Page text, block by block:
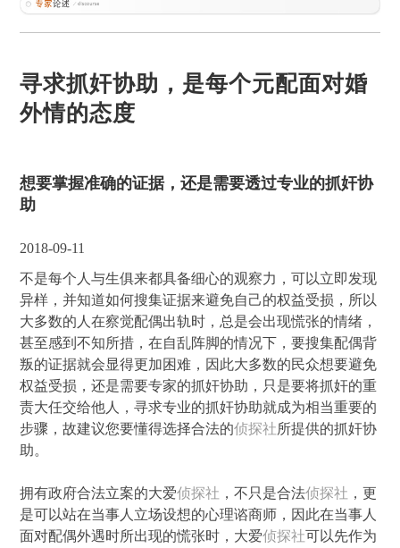
寻求抓奸协助，是每个元配面对婚
外情的态度
想要掌握准确的证据，还是需要透过专业的抓奸协
助
2018-09-11
不是每个人与生俱来都具备细心的观察力，可以立即发现
异样，并知道如何搜集证据来避免自己的权益受损，所以
大多数的人在察觉配偶出轨时，总是会出现慌张的情绪，
甚至感到不知所措，在自乱阵脚的情况下，要搜集配偶背
叛的证据就会显得更加困难，因此大多数的民众想要避免
权益受损，还是需要专家的抓奸协助，只是要将抓奸的重
责大任交给他人，寻求专业的抓奸协助就成为相当重要的
步骤，故建议您要懂得选择合法的侦探社所提供的抓奸协
助。
拥有政府合法立案的大爱侦探社 ，不只是合法侦探社 ，更
是可以站在当事人立场设想的心理谘商师，因此在当事人
面对配偶外遇时所出现的慌张时，大爱侦探社可以先作为